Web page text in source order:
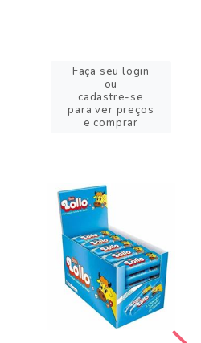
Faça seu login
ou
cadastre-se
para ver preços
e comprar